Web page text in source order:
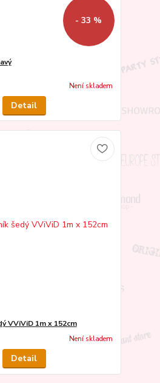
- 33 %
Není skladem
Detail
VViViD 1m x 152cm
Není skladem
Detail